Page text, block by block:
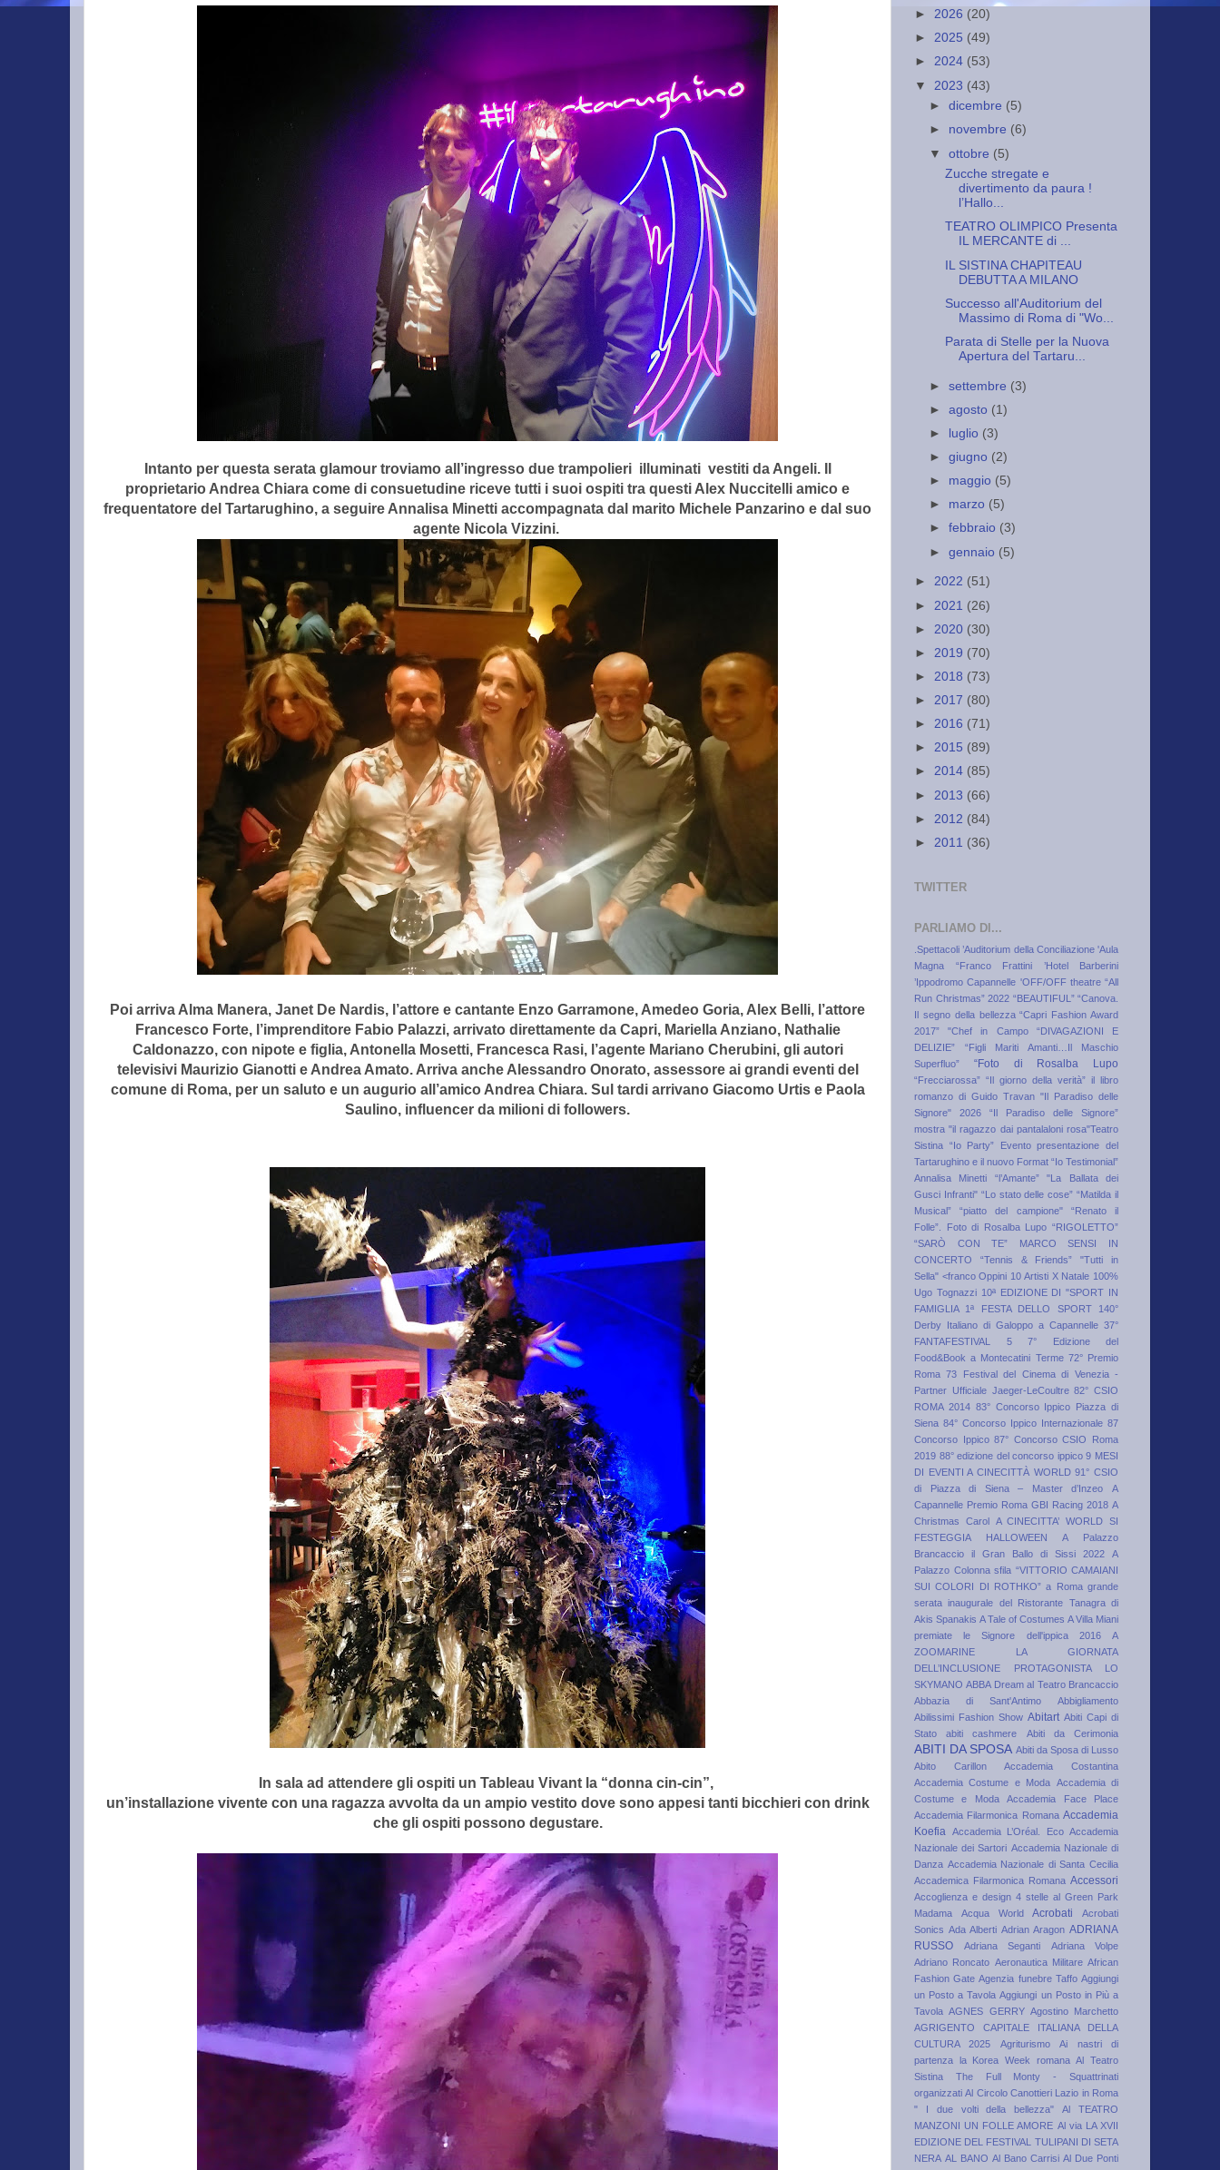
Intanto per questa serata glamour troviamo all’ingresso due trampolieri illuminati vestiti da Angeli. Il
proprietario Andrea Chiara come di consuetudine riceve tutti i suoi ospiti tra questi Alex Nuccitelli amico e
frequentatore del Tartarughino, a seguire Annalisa Minetti accompagnata dal marito Michele Panzarino e dal suo
agente Nicola Vizzini.
Poi arriva Alma Manera, Janet De Nardis, l’attore e cantante Enzo Garramone, Amedeo Goria, Alex Belli, l’attore
Francesco Forte, l’imprenditore Fabio Palazzi, arrivato direttamente da Capri, Mariella Anziano, Nathalie
Caldonazzo, con nipote e figlia, Antonella Mosetti, Francesca Rasi, l’agente Mariano Cherubini, gli autori
televisivi Maurizio Gianotti e Andrea Amato. Arriva anche Alessandro Onorato, assessore ai grandi eventi del
comune di Roma, per un saluto e un augurio all’amico Andrea Chiara. Sul tardi arrivano Giacomo Urtis e Paola
Saulino, influencer da milioni di followers.
In sala ad attendere gli ospiti un Tableau Vivant la “donna cin-cin”,
un’installazione vivente con una ragazza avvolta da un ampio vestito dove sono appesi tanti bicchieri con drink
che gli ospiti possono degustare.
► 2026 (20)
► 2025 (49)
► 2024 (53)
▼ 2023 (43)
►dicembre (5)
► novembre (6)
▼ottobre (5)
Zucche stregate e
divertimento da paura !
l’Hallo...
TEATRO OLIMPICO Presenta
IL MERCANTE di ...
IL SISTINA CHAPITEAU
DEBUTTA A MILANO
Successo all'Auditorium del
Massimo di Roma di "Wo...
Parata di Stelle per la Nuova
Apertura del Tartaru...
►settembre (3)
►agosto (1)
►
luglio (3)
►giugno (2)
► maggio (5)
► marzo (5)
►febbraio (3)
►gennaio (5)
► 2022 (51)
► 2021 (26)
► 2020 (30)
► 2019 (70)
► 2018 (73)
► 2017 (80)
► 2016 (71)
► 2015 (89)
► 2014 (85)
► 2013 (66)
► 2012 (84)
► 2011 (36)
TWITTER
PARLIAMO DI...
.Spettacoli ’Auditorium della Conciliazione 'Aula
Magna “Franco Frattini
’Hotel Barberini
’Ippodromo Capannelle 'OFF/OFF theatre “All
Run Christmas” 2022 “BEAUTIFUL” “Canova.
Il segno della bellezza “Capri Fashion Award
2017”
"Chef in Campo
“DIVAGAZIONI E
DELIZIE”
“Figli Mariti Amanti…Il Maschio
Superfluo”
“Foto di Rosalba Lupo
“Frecciarossa” “Il giorno della verità” il libro
romanzo di Guido Travan "Il Paradiso delle
Signore" 2026
“Il Paradiso delle Signore”
mostra "il ragazzo dai pantalaloni rosa"Teatro
Sistina “Io Party” Evento presentazione del
Tartarughino e il nuovo Format “Io Testimonial”
Annalisa Minetti
“l’Amante”
"La Ballata dei
Gusci Infranti" “Lo stato delle cose” “Matilda il
Musical”
“piatto del campione"
“Renato il
Folle”. Foto di Rosalba Lupo “RIGOLETTO”
“SARÒ CON TE” MARCO SENSI IN
CONCERTO
“Tennis & Friends”
"Tutti in
Sella" <franco Oppini 10 Artisti X Natale 100%
Ugo Tognazzi 10ª EDIZIONE DI "SPORT IN
FAMIGLIA 1ª FESTA DELLO SPORT
140°
Derby Italiano di Galoppo a Capannelle 37°
FANTAFESTIVAL
5
7° Edizione del
Food&Book a Montecatini Terme 72° Premio
Roma 73 Festival del Cinema di Venezia -
Partner Ufficiale Jaeger-LeCoultre 82° CSIO
ROMA 2014 83° Concorso Ippico Piazza di
Siena 84° Concorso Ippico Internazionale 87
Concorso Ippico 87° Concorso CSIO Roma
2019 88° edizione del concorso ippico 9 MESI
DI EVENTI A CINECITTÀ WORLD 91° CSIO
di Piazza di Siena – Master d’Inzeo
A
Capannelle Premio Roma GBI Racing 2018 A
Christmas Carol A CINECITTA’ WORLD SI
FESTEGGIA HALLOWEEN
A Palazzo
Brancaccio il Gran Ballo di Sissi 2022
A
Palazzo Colonna sfila “VITTORIO CAMAIANI
SUI COLORI DI ROTHKO” a Roma grande
serata inaugurale del Ristorante Tanagra di
Akis Spanakis A Tale of Costumes A Villa Miani
premiate le Signore dell'ippica 2016
A
ZOOMARINE LA GIORNATA
DELL’INCLUSIONE PROTAGONISTA LO
SKYMANO ABBA Dream al Teatro Brancaccio
Abbazia di Sant'Antimo
Abbigliamento
Abilissimi Fashion Show Abitart Abiti Capi di
Stato
abiti cashmere Abiti da Cerimonia
ABITI DA SPOSA Abiti da Sposa di Lusso
Abito Carillon
Accademia Costantina
Accademia Costume e Moda Accademia di
Costume e Moda
Accademia Face Place
Accademia Filarmonica Romana Accademia
Koefia
Accademia L’Oréal. Eco Accademia
Nazionale dei Sartori Accademia Nazionale di
Danza Accademia Nazionale di Santa Cecilia
Accademica Filarmonica Romana Accessori
Accoglienza e design 4 stelle al Green Park
Madama
Acqua World Acrobati
Acrobati
Sonics Ada Alberti Adrian Aragon ADRIANA
RUSSO
Adriana Seganti
Adriana Volpe
Adriano Roncato Aeronautica Militare African
Fashion Gate Agenzia funebre Taffo Aggiungi
un Posto a Tavola Aggiungi un Posto in Più a
Tavola AGNES GERRY Agostino Marchetto
AGRIGENTO CAPITALE ITALIANA DELLA
CULTURA 2025
Agriturismo
Ai nastri di
partenza la Korea Week romana Al Teatro
Sistina The Full Monty - Squattrinati
organizzati Al Circolo Canottieri Lazio in Roma
" I due volti della bellezza"
Al TEATRO
MANZONI UN FOLLE AMORE Al via LA XVII
EDIZIONE DEL FESTIVAL TULIPANI DI SETA
NERA AL BANO Al Bano Carrisi Al Due Ponti